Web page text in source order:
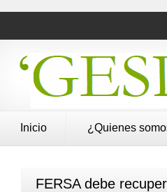
Inicio ¿Quienes
FERSA debe